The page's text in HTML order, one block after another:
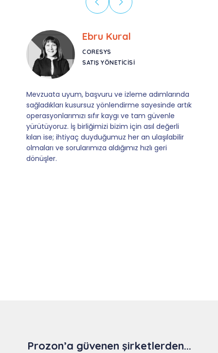
Ebru Kural
CORESYS
SATIŞ YÖNETICISI
Mevzuata uyum, başvuru ve izleme adımlarında
sağladıkları kusursuz yönlendirme sayesinde artık
operasyonlarımızı sıfır kaygı ve tam güvenle
yürütüyoruz. İş birliğimizi bizim için asıl değerli
kılan ise; ihtiyaç duyduğumuz her an ulaşılabilir
olmaları ve sorularımıza aldığımız hızlı geri
dönüşler.
Prozon’a güvenen şirketlerden...